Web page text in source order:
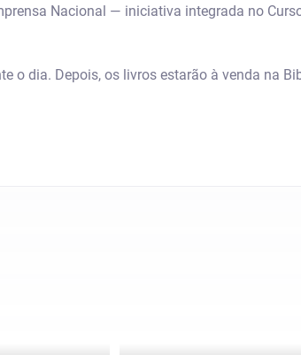
Nacional — iniciativa integrada no
o dia. Depois, os livros estarão à venda na